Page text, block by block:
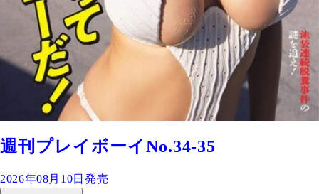
週刊プレイボーイNo.34-35
2026年08月10日発売